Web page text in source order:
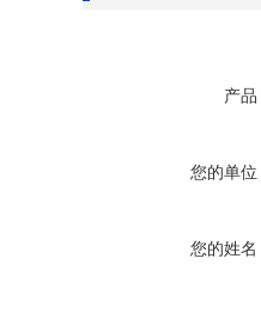
产品
您的单位
您的姓名